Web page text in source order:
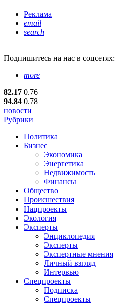
Реклама
email
search
Подпишитесь на нас в соцсетях:
more
82.17 0.76
94.84 0.78
новости
Рубрики
Политика
Бизнес
Экономика
Энергетика
Недвижимость
Финансы
Общество
Происшествия
Нацпроекты
Экология
Эксперты
Энциклопедия
Эксперты
Экспертные мнения
Личный взгляд
Интервью
Спецпроекты
Подписка
Спецпроекты